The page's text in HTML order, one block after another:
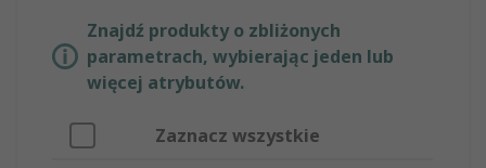
Znajdź produkty o zbliżonych
parametrach, wybierając jeden lub
więcej atrybutów.
Zaznacz wszystkie